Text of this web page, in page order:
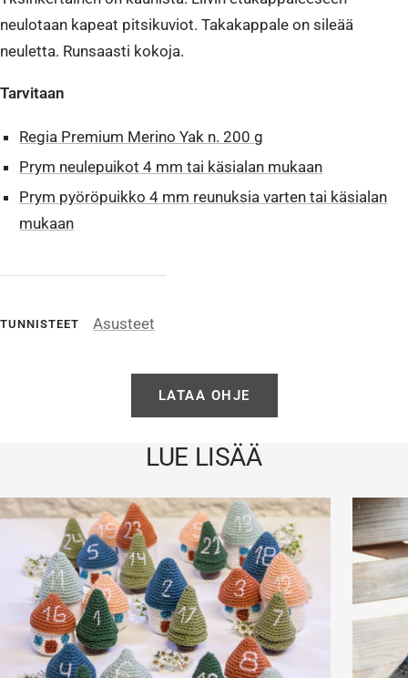
TUNNISTEET Asusteet
neulotaan kapeat pitsikuviot. Takakappale on sileää
neuletta. Runsaasti kokoja.
Tarvitaan
Regia Premium Merino Yak n. 200 g
Prym neulepuikot 4 mm tai käsialan mukaan
Prym pyöröpuikko 4 mm reunuksia varten tai käsialan
mukaan
LATAA OHJE
LUE LISÄÄ